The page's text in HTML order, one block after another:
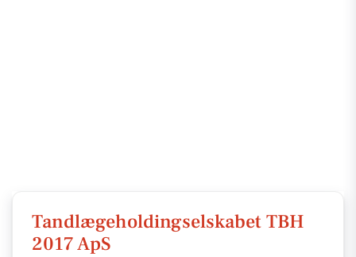
Tandlægeholdingselskabet TBH
2017 ApS